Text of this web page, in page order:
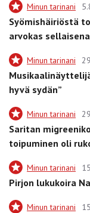
Minun tarinani
Syömishäiriöstä
arvokas
Minun tarinani
hyvä sydän”
Minun tarinani
Saritan
toipuminen oli
Minun tarinani
Pirjon lukukoira
Minun tarinani